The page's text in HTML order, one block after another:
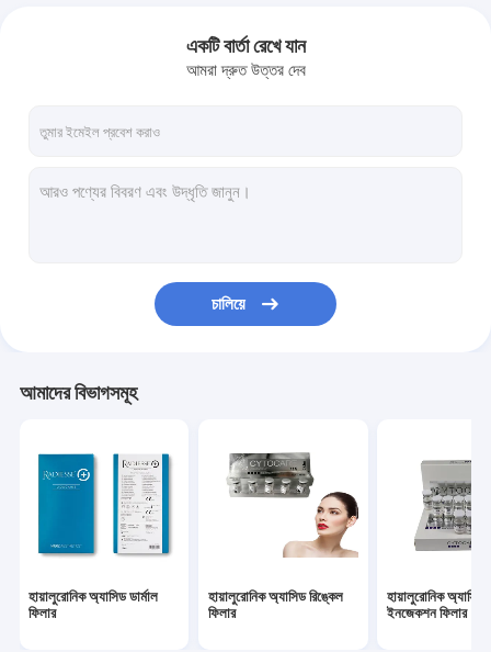
হায়ালুরোনিক অ্যাসিড রিঙ্কেল ফিলার
হায়ালুরোনিক অ্যাসিড ইনজেকশন ফিলার
PDO PCL PLLA থ্রেড
গোল্ড প্রোটিন পেপটাইড
ফিমেল টাইটেনিং জেল
ডার্মা প্ল্যানিং কিট
মাইক্রো ক্যানুলা নিডেল
একটি বার্তা রেখে যান
আমরা দ্রুত উত্তর দেব
চালিয়ে
আমাদের বিভাগসমূহ
হায়ালুরোনিক অ্যাসিড ডার্মাল
ফিলার
হায়ালুরোনিক অ্যাসিড রিঙ্কেল
ফিলার
হায়ালুরোনিক অ্যাসিড
ইনজেকশন ফিলার